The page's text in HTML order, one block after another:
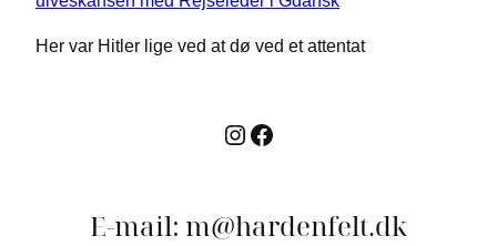
Her var Hitler lige ved at dø ved et attentat
Instagram
Facebook
E-mail: m@hardenfelt.dk